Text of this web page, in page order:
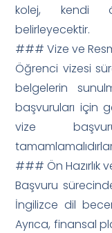
kolej, kendi
belirleyecektir.
### Vize ve
Öğrenci vizesi
belgelerin
başvuruları için
vize
### Ön Hazırlık
Başvuru
İngilizce dil
Ayrıca, finansal